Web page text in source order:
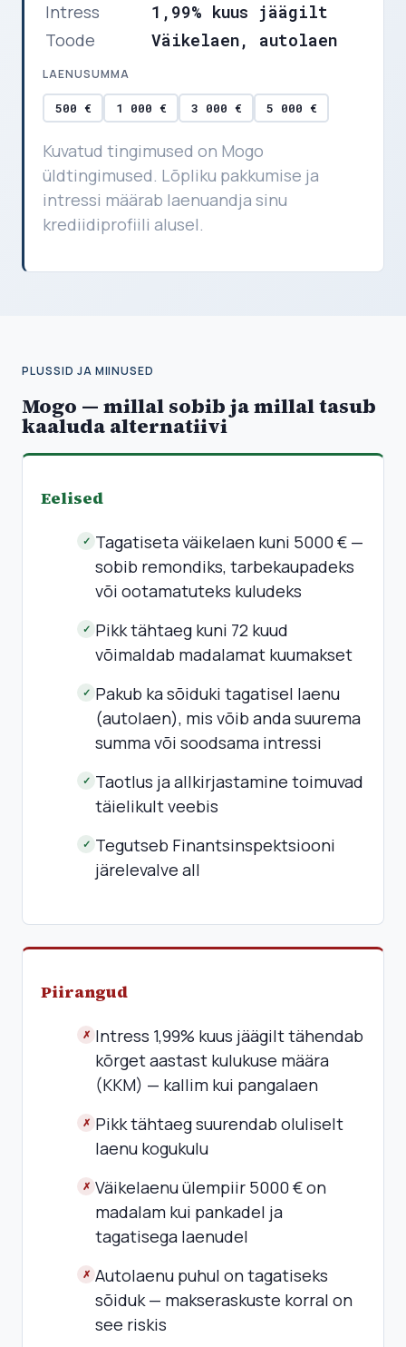
Intress
1,99% kuus jäägilt
Toode
Väikelaen, autolaen
LAENUSUMMA
500 € 1 000 € 3 000 € 5 000 €
Kuvatud tingimused on Mogo
üldtingimused. Lõpliku pakkumise ja
intressi määrab laenuandja sinu
krediidiprofiili alusel.
PLUSSID JA MIINUSED
Mogo — millal sobib ja millal tasub
kaaluda alternatiivi
Eelised
✓ Tagatiseta väikelaen kuni 5000 € —
sobib remondiks, tarbekaupadeks
või ootamatuteks kuludeks
✓ Pikk tähtaeg kuni 72 kuud
võimaldab madalamat kuumakset
✓ Pakub ka sõiduki tagatisel laenu
(autolaen), mis võib anda suurema
summa või soodsama intressi
✓ Taotlus ja allkirjastamine toimuvad
täielikult veebis
✓ Tegutseb Finantsinspektsiooni
järelevalve all
Piirangud
✗ Intress 1,99% kuus jäägilt tähendab
kõrget aastast kulukuse määra
(KKM) — kallim kui pangalaen
✗ Pikk tähtaeg suurendab oluliselt
laenu kogukulu
✗ Väikelaenu ülempiir 5000 € on
madalam kui pankadel ja
tagatisega laenudel
✗ Autolaenu puhul on tagatiseks
sõiduk — makseraskuste korral on
see riskis